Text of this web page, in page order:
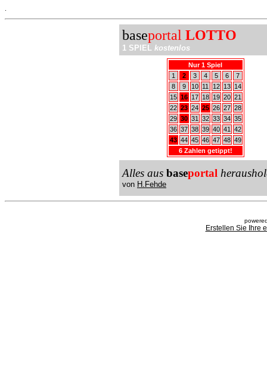
baseportal LOTTO
1 SPIEL kostenlos
Nur 1 Spiel
1
2 3 4 5 6
7
8
9 10 11 12 13
14
15 16 17 18 19 20 21
22 23 24 25 26 27 28
29 30 31 32 33 34 35
36 37 38 39 40 41
42
43 44 45 46 47 48 49
6 Zahlen getippt!
Alles aus baseportal
von H.Fehde
Erstellen Sie Ihre